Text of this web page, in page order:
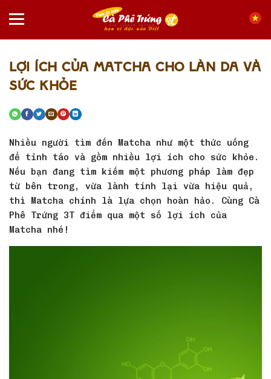
đến
nội
dung
LỢI ÍCH CỦA MATCHA CHO LÀN DA VÀ
SỨC KHỎE
Nhiều người tìm đến Matcha như một thức uống
để tỉnh táo và gồm nhiều lợi ích cho sức khỏe.
Nếu bạn đang tìm kiếm một phương pháp làm đẹp
từ bên trong, vừa lành tính lại vừa hiệu quả,
thì Matcha chính là lựa chọn hoàn hảo. Cùng Cà
Phê Trứng 3T điểm qua một số lợi ích của
Matcha nhé!